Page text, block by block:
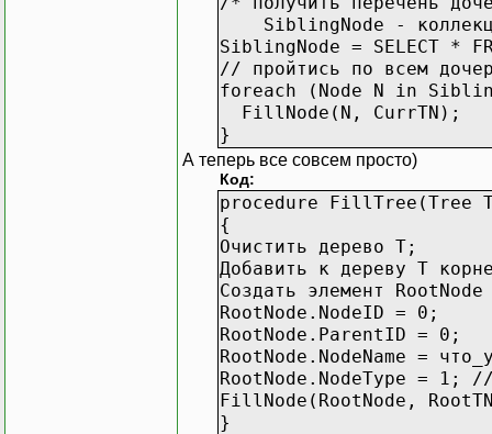
SiblingNode -
SiblingNode = SELECT *
// пройтись по всем
foreach (Node N in
FillNode(N, CurrTN);
}
А теперь все совсем просто)
Код:
procedure FillTree(Tree
{
Очистить дерево T;
Добавить к дереву T
Создать элемент
RootNode.NodeID = 0;
RootNode.ParentID = 0;
RootNode.NodeName =
RootNode.NodeType = 1;
FillNode(RootNode,
}